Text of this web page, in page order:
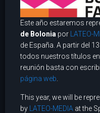
Este año estaremos
de Bolonia por LATEO-
de España. A partir del
todos nuestros títulos
reunión basta con
página web
This year, we will be
by
LATEO-MEDIA at the